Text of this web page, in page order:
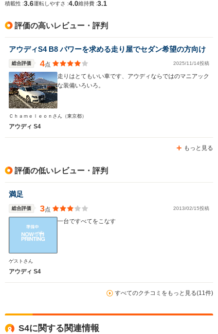
積載性 :3.6運転しやすさ :4.0維持費 :3.1
評価の高いレビュー・評判
アウディS4 B8 パワーを求める走り屋でセダン希望の方向け
総合評価 4点 2025/11/14投稿
走りはとてもいい車です、アウディならではのマニアック
な装備いろいろ。
Ｃｈａｍｅｌｅｏｎさん （東京都）
アウディ S4
もっと見る
評価の低いレビュー・評判
満足
総合評価 3点 2013/02/15投稿
一台ですべてをこなす
ゲストさん
アウディ S4
すべてのクチコミをもっと見る(11件)
S4に関する関連情報